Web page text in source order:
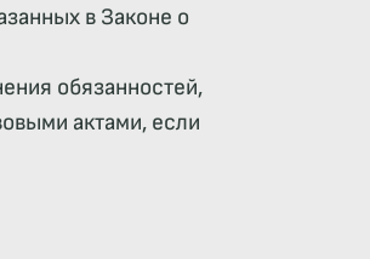
в Законе о
обязанностей,
актами, если